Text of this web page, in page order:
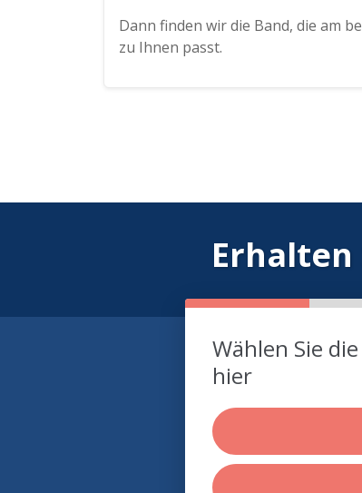
Dann finden wir die Band, die am
zu Ihnen passt.
Erhalten
Wählen Sie
hier